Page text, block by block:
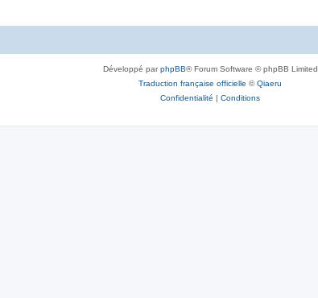
Développé parphpBB® Forum Software © phpBB Limited
Traduction française officielle ©Qiaeru
Confidentialité | Conditions